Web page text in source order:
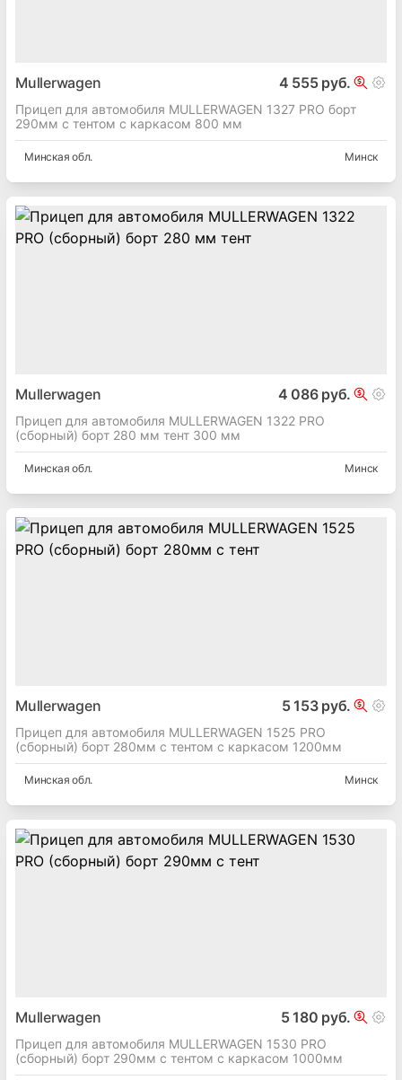
Mullerwagen 4 555 руб.
Прицеп для автомобиля MULLERWAGEN 1327 PRO борт
290мм с тентом с каркасом 800 мм
Минская обл. Минск
Mullerwagen 4 086 руб.
Прицеп для автомобиля MULLERWAGEN 1322 PRO
(сборный) борт 280 мм тент 300 мм
Минская обл. Минск
Mullerwagen 5 153 руб.
Прицеп для автомобиля MULLERWAGEN 1525 PRO
(сборный) борт 280мм с тентом с каркасом 1200мм
Минская обл. Минск
Mullerwagen 5 180 руб.
Прицеп для автомобиля MULLERWAGEN 1530 PRO
(сборный) борт 290мм с тентом с каркасом 1000мм